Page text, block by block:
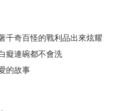
千奇百怪的戰利品出來炫耀
癡連碗都不會洗
的故事